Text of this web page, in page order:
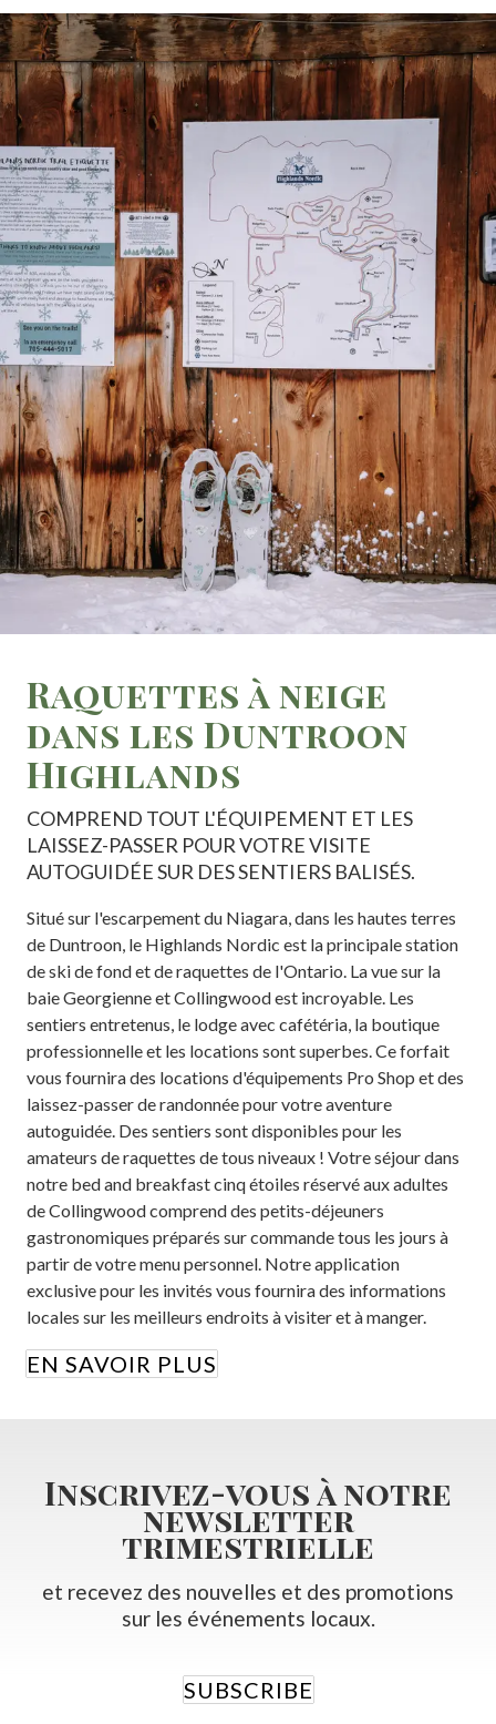
Raquettes à neige
dans les Duntroon
Highlands
COMPREND TOUT L'ÉQUIPEMENT ET LES
LAISSEZ-PASSER POUR VOTRE VISITE
AUTOGUIDÉE SUR DES SENTIERS BALISÉS.
Situé sur l'escarpement du Niagara, dans les hautes terres
de Duntroon, le Highlands Nordic est la principale station
de ski de fond et de raquettes de l'Ontario. La vue sur la
baie Georgienne et Collingwood est incroyable. Les
sentiers entretenus, le lodge avec cafétéria, la boutique
professionnelle et les locations sont superbes. Ce forfait
vous fournira des locations d'équipements Pro Shop et des
laissez-passer de randonnée pour votre aventure
autoguidée. Des sentiers sont disponibles pour les
amateurs de raquettes de tous niveaux ! Votre séjour dans
notre bed and breakfast cinq étoiles réservé aux adultes
de Collingwood comprend des petits-déjeuners
gastronomiques préparés sur commande tous les jours à
partir de votre menu personnel. Notre application
exclusive pour les invités vous fournira des informations
locales sur les meilleurs endroits à visiter et à manger.
EN SAVOIR PLUS
Inscrivez-vous à notre
newsletter
trimestrielle
et recevez des nouvelles et des promotions
sur les événements locaux.
SUBSCRIBE